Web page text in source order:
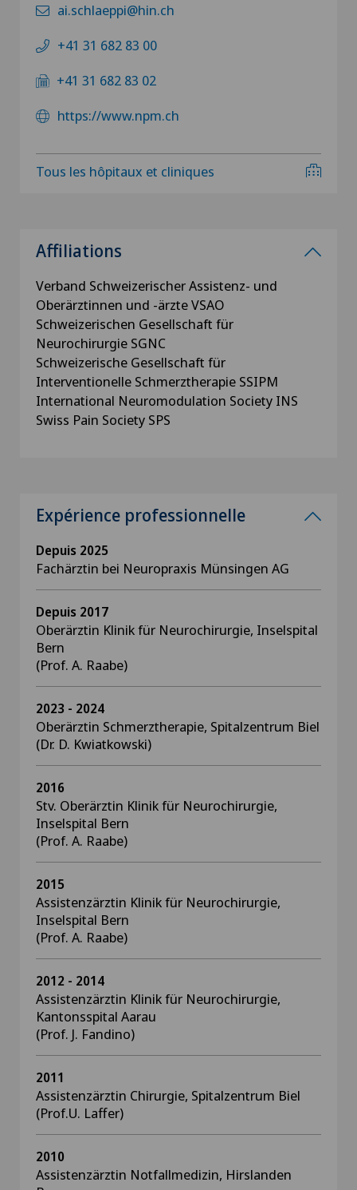
ai.schlaeppi@hin.ch
+41 31 682 83 00
+41 31 682 83 02
https://www.npm.ch
Tous les hôpitaux et cliniques
Affiliations
Verband Schweizerischer Assistenz- und
Oberärztinnen und -ärzte VSAO
Schweizerischen Gesellschaft für
Neurochirurgie SGNC
Schweizerische Gesellschaft für
Interventionelle Schmerztherapie SSIPM
International Neuromodulation Society INS
Swiss Pain Society SPS
Expérience professionnelle
Depuis 2025
Fachärztin bei Neuropraxis Münsingen AG
Depuis 2017
Oberärztin Klinik für Neurochirurgie, Inselspital
Bern
(Prof. A. Raabe)
2023 - 2024
Oberärztin Schmerztherapie, Spitalzentrum Biel
(Dr. D. Kwiatkowski)
2016
Stv. Oberärztin Klinik für Neurochirurgie,
Inselspital Bern
(Prof. A. Raabe)
2015
Assistenzärztin Klinik für Neurochirurgie,
Inselspital Bern
(Prof. A. Raabe)
2012 - 2014
Assistenzärztin Klinik für Neurochirurgie,
Kantonsspital Aarau
(Prof. J. Fandino)
2011
Assistenzärztin Chirurgie, Spitalzentrum Biel
(Prof.U. Laffer)
2010
Assistenzärztin Notfallmedizin, Hirslanden